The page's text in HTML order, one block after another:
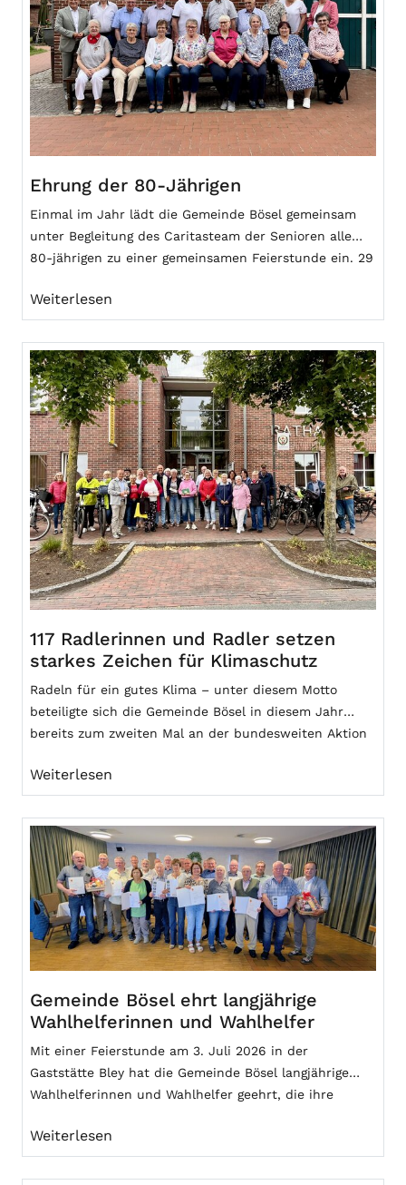
Ehrung der 80-Jährigen
Einmal im Jahr lädt die Gemeinde Bösel gemeinsam
unter Begleitung des Caritasteam der Senioren alle
80-jährigen zu einer gemeinsamen Feierstunde ein. 29
die in diesem Jahr 80 geworden sind oder noch
werden; 17 Jubilare wohnten der Feierstunde bei.
Weiterlesen
117 Radlerinnen und Radler setzen
starkes Zeichen für Klimaschutz
Radeln für ein gutes Klima – unter diesem Motto
beteiligte sich die Gemeinde Bösel in diesem Jahr
bereits zum zweiten Mal an der bundesweiten Aktion
Weiterlesen
Gemeinde Bösel ehrt langjährige
Wahlhelferinnen und Wahlhelfer
Mit einer Feierstunde am 3. Juli 2026 in der
Gaststätte Bley hat die Gemeinde Bösel langjährige
Wahlhelferinnen und Wahlhelfer geehrt, die ihre
2026 beendet haben.
Weiterlesen